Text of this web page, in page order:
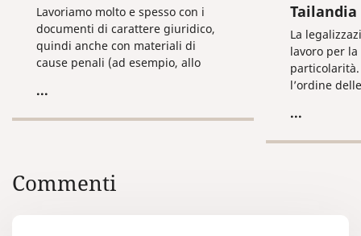
Lavoriamo molto e spesso con i
documenti di carattere giuridico,
quindi anche con materiali di
cause penali (ad esempio, allo
russi imputati di aver commesso
...
Tailandia
La
lavoro per
l’ordine
necessità di
...
Commenti